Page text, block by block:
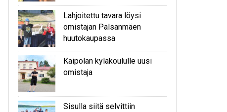
Lahjoitettu tavara löysi
omistajan Palsanmäen
huutokaupassa
Kaipolan kyläkoululle uusi
omistaja
Sisulla siitä selvittiin